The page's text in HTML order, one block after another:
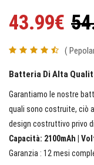
43.99€
(
Batteria Di Alta
Garantiamo le nostre
quali sono costruite, ciò
design costruttivo privo
Capacità: 2100mAh |
Garanzia : 12 mesi